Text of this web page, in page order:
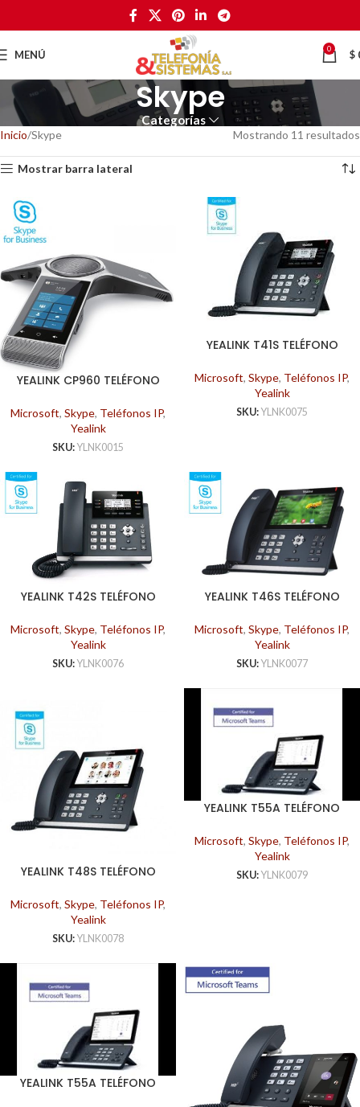
MENÚ 0 $
Skype
Categorías
Inicio Skype Mostrando 11 resultados
Mostrar barra lateral
YEALINK CP960 TELÉFONO
Microsoft, Skype, Teléfonos IP,
Yealink
SKU: YLNK0015
YEALINK T41S TELÉFONO
Microsoft, Skype, Teléfonos IP,
Yealink
SKU: YLNK0075
YEALINK T42S TELÉFONO
Microsoft, Skype, Teléfonos IP,
Yealink
SKU: YLNK0076
YEALINK T46S TELÉFONO
Microsoft, Skype, Teléfonos IP,
Yealink
SKU: YLNK0077
YEALINK T48S TELÉFONO
Microsoft, Skype, Teléfonos IP,
Yealink
SKU: YLNK0078
YEALINK T55A TELÉFONO
Microsoft, Skype, Teléfonos IP,
Yealink
SKU: YLNK0079
YEALINK T55A TELÉFONO